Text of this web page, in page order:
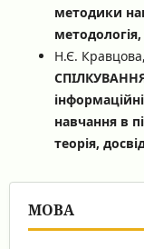
методики
Н.Є.
навчання в
теорія,
МОВА